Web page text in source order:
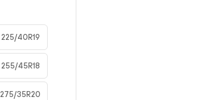
225/40R19
255/45R18
275/35R20